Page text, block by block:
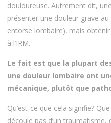
douloureuse. Autrement dit,
présenter une douleur grave au
entorse lombaire), mais
à l’IRM.
Le fait est que la plupart
une douleur lombaire ont
mécanique, plutôt que
Qu’est-ce que cela signifie?
découle pas d’un traumatisme,